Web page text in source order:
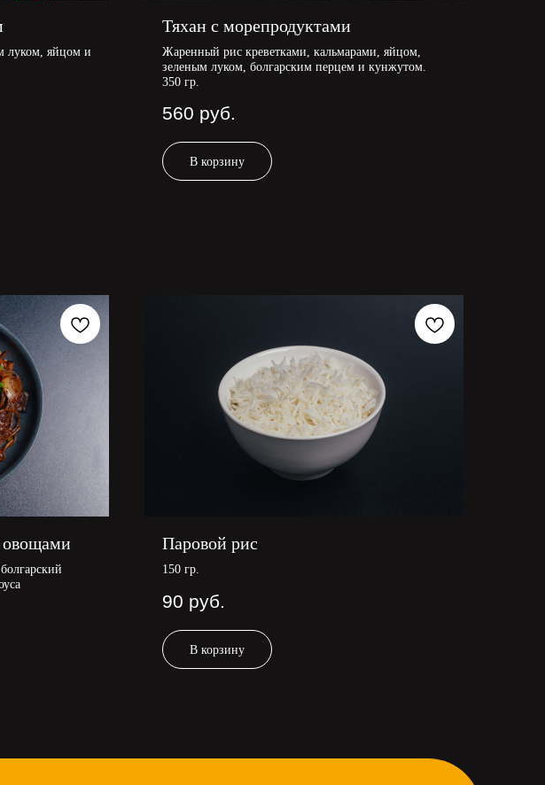
луком, яйцом и
Тяхан с морепродуктами
Жаренный рис креветками, кальмарами, яйцом,
зеленым луком, болгарским перцем и кунжутом.
350 гр.
560 руб.
В корзину
овощами Паровой рис
150 гр.
90 руб.
В корзину